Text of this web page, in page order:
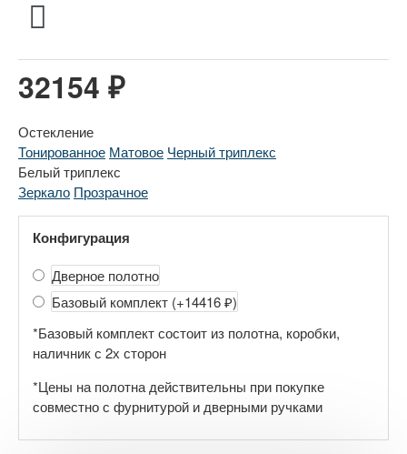
32154 ₽
Остекление
Тонированное Матовое Черный триплекс
Белый триплекс
Зеркало Прозрачное
Конфигурация
Дверное полотно
Базовый комплект (+14416 ₽)
*Базовый комплект состоит из полотна, коробки,
наличник с 2х сторон
*Цены на полотна действительны при покупке
совместно с фурнитурой и дверными ручками